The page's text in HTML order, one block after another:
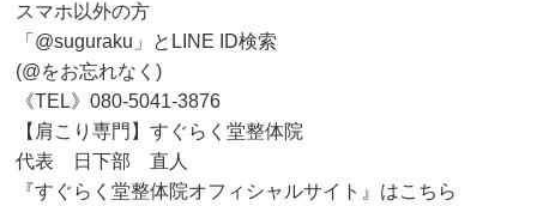
スマホ以外の方
「@suguraku」とLINE ID検索
(@をお忘れなく)
《TEL》080-5041-3876
【肩こり専門】すぐらく堂整体院
代表 日下部 直人
『すぐらく堂整体院オフィシャルサイト』はこちら